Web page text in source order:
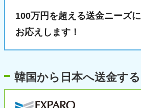
100万円を超える送金ニーズに
お応えします！
韓国から日本へ送金する